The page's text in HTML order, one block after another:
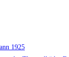
1925